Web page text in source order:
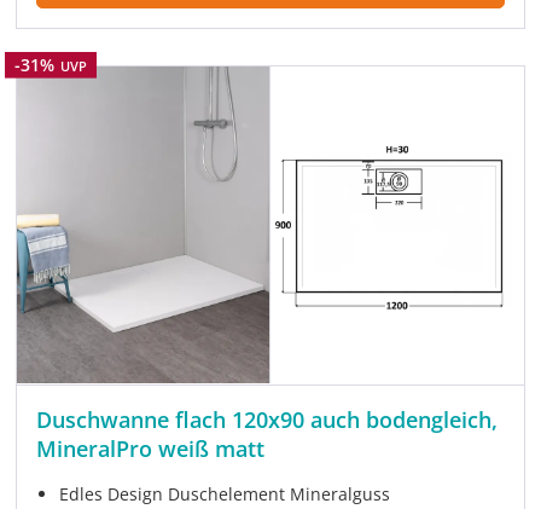
Rabatt
-31% UVP
Duschwanne flach 120x90 auch bodengleich,
MineralPro weiß matt
Edles Design Duschelement Mineralguss